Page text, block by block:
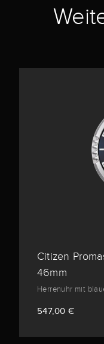
Citizen
46mm
Herrenuhr mit
547,00 €